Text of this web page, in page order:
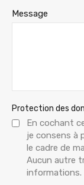
Message
Protection des
En cochant
je consens à
le cadre de
Aucun autre
informations.